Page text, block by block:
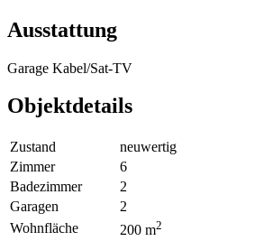
Ausstattung
Garage Kabel/Sat-TV
Objektdetails
Zustand
neuwertig
Zimmer
6
Badezimmer
2
Garagen
2
Wohnfläche
200 m2